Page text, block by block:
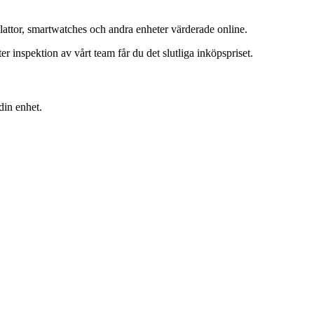
smartwatches och andra enheter värderade online.
inspektion av vårt team får du det slutliga inköpspriset.
enhet.